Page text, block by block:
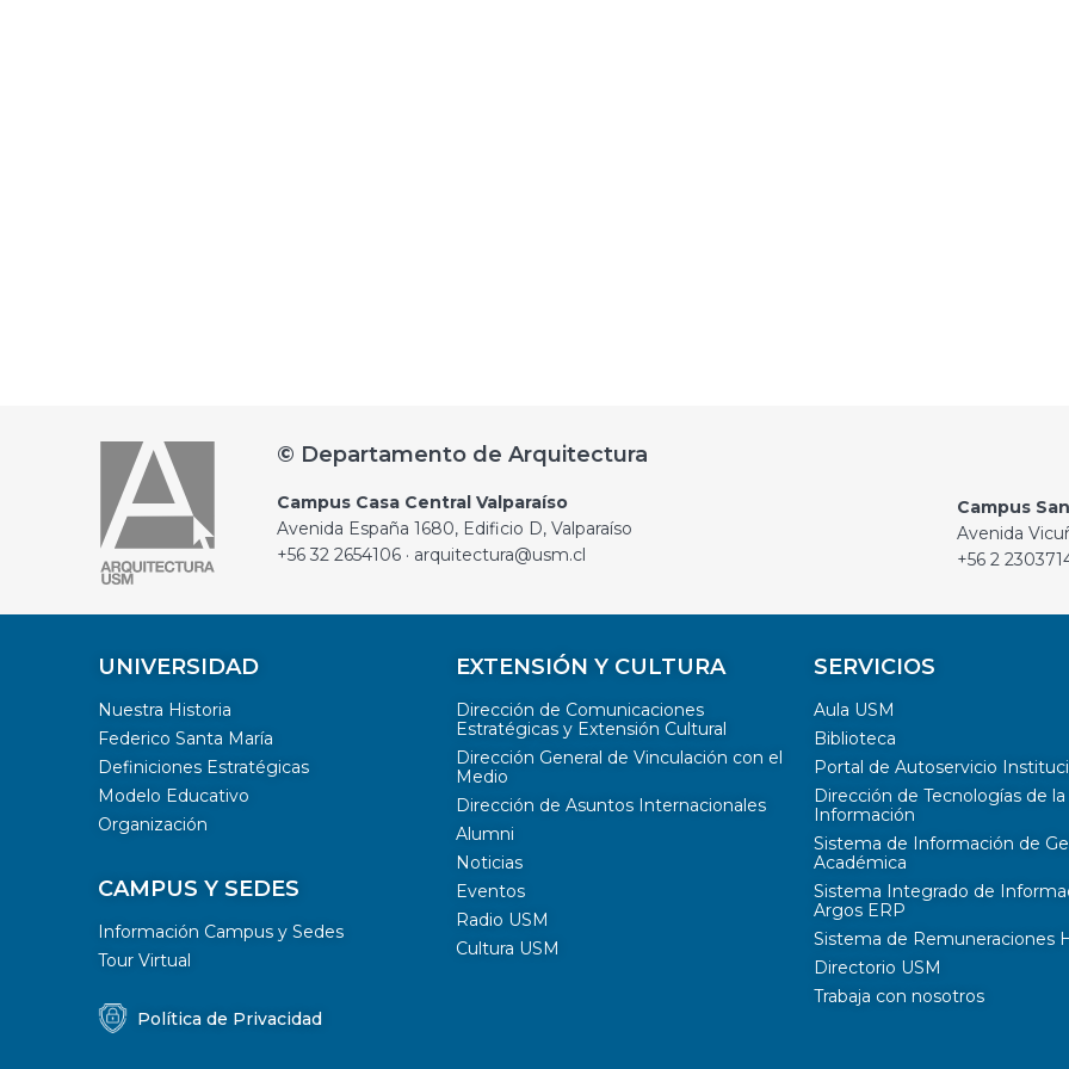
© Departamento de Arquitectura
Campus Casa Central Valparaíso
Avenida España 1680, Edificio D, Valparaíso
+56 32 2654106 · arquitectura@usm.cl
Campus
Avenida
+56 2
UNIVERSIDAD
Nuestra Historia
Federico Santa María
Definiciones Estratégicas
Modelo Educativo
Organización
CAMPUS Y SEDES
Información Campus y Sedes
Tour Virtual
Política de Privacidad
EXTENSIÓN Y CULTURA
Dirección de Comunicaciones
Estratégicas y Extensión Cultural
Dirección General de Vinculación con el
Medio
Dirección de Asuntos Internacionales
Alumni
Noticias
Eventos
Radio USM
Cultura USM
SERVICIOS
Aula USM
Biblioteca
Portal de Autoservicio
Dirección de Tecnologías de la
Información
Sistema de Información de
Académica
Sistema Integrado de
Argos ERP
Sistema de Remuneraciones
Directorio USM
Trabaja con nosotros